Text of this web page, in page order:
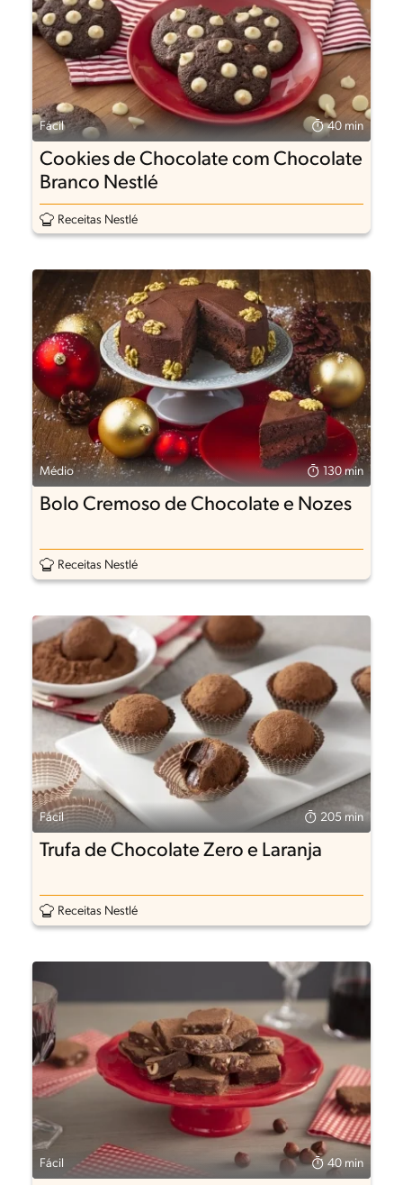
Fácil 40 min
Cookies de Chocolate com Chocolate
Branco Nestlé
Receitas Nestlé
Médio 130 min
Bolo Cremoso de Chocolate e Nozes
Receitas Nestlé
Fácil 205 min
Trufa de Chocolate Zero e Laranja
Receitas Nestlé
Fácil 40 min